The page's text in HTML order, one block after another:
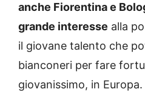
anche Fiorentina e
grande interesse alla
il giovane talento che
bianconeri per fare
giovanissimo, in Europa.